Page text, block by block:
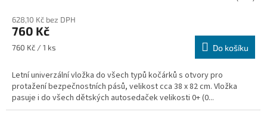
628,10 Kč bez DPH
760 Kč
Měrná
760 Kč / 1 ks Do košíku
Letní univerzální vložka do všech typů kočárků s otvory pro
protažení bezpečnostních pásů, velikost cca 38 x 82 cm. Vložka
pasuje i do všech dětských autosedaček velikosti 0+ (0...